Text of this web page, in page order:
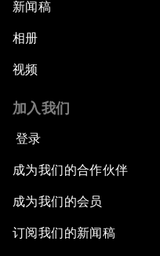
新闻稿
相册
视频
加入我们
登录
成为我们的合作伙伴
成为我们的会员
订阅我们的新闻稿